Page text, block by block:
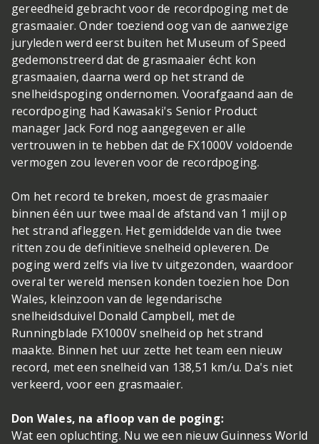
gereedheid gebracht voor de recordpoging met de
grasmaaier. Onder toeziend oog van de aanwezige
juryleden werd eerst buiten het Museum of Speed
gedemonstreerd dat de grasmaaier écht kon
grasmaaien, daarna werd op het strand de
snelheidspoging ondernomen. Voorafgaand aan de
recordpoging had Kawasaki's Senior Product
manager Jack Ford nog aangegeven er alle
vertrouwen in te hebben dat de FX1000V voldoende
vermogen zou leveren voor de recordpoging.
Om het record te breken, moest de grasmaaier
binnen één uur twee maal de afstand van 1 mijl op
het strand afleggen. Het gemiddelde van die twee
ritten zou de definitieve snelheid opleveren. De
poging werd zelfs via live tv uitgezonden, waardoor
overal ter wereld mensen konden toezien hoe Don
Wales, kleinzoon van de legendarische
snelheidsduivel Donald Campbell, met de
Runningblade FX1000V snelheid op het strand
maakte. Binnen het uur zette het team een nieuw
record, met een snelheid van 138,51 km/u. Da's niet
verkeerd, voor een grasmaaier.
Don Wales, na afloop van de poging:
Wat een opluchting. Nu we een nieuw Guinness World